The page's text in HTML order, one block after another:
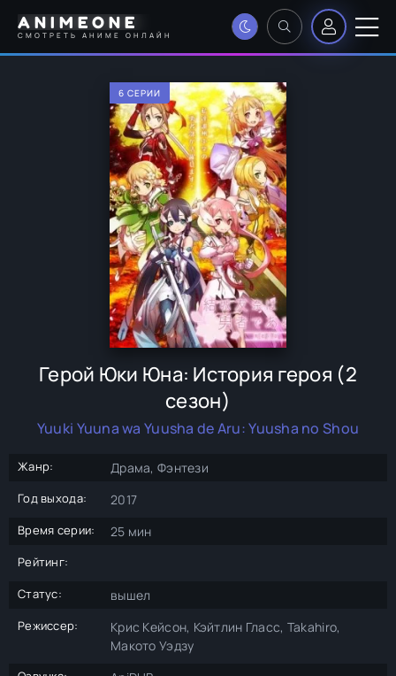
ANIMEONE
СМОТРЕТЬ АНИМЕ ОНЛАЙН
6 СЕРИИ
Герой Юки Юна: История героя (2
сезон)
Yuuki Yuuna wa Yuusha de Aru: Yuusha no Shou
Жанр: Драма, Фэнтези
Год выхода: 2017
Время серии: 25 мин
Рейтинг:
Статус:
вышел
Режиссер:
Крис Кейсон, Кэйтлин Гласс, Takahiro,
Макото Уэдзу